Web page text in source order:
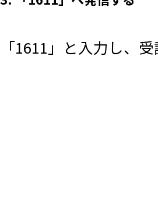
「1611」と入力し、